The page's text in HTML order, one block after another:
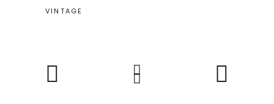
VINTAGE